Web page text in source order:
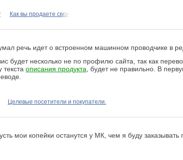
Как вы продаете свои
речь идет о встроенном машинном проводчике в
будет несколько не по профилю сайта, так как
описания продукта , будет не правильно. В
Целевые посетители и покупатели.
мои копейки останутся у МК, чем я буду